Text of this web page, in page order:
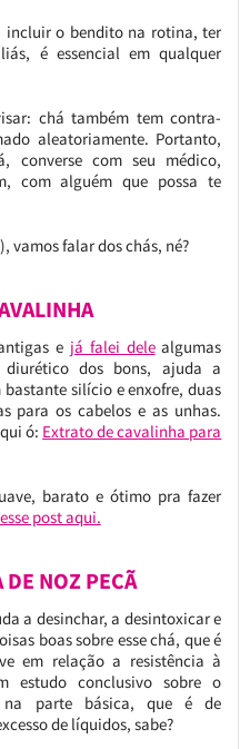
incluir o bendito na rotina, ter
é essencial em qualquer
chá também tem contra-
aleatoriamente. Portanto,
converse com seu médico,
com alguém que possa te
vamos falar dos chás, né?
e já falei delealgumas
dos bons, ajuda a
silício e enxofre, duas
para os cabelos e as unhas.
ó: Extrato de cavalinha para
barato e ótimo pra fazer
post aqui.
DE NOZ PECÃ
a desinchar, a desintoxicar e
boas sobre esse chá, que é
em relação a resistência à
estudo conclusivo sobre o
na parte básica, que é de
de líquidos, sabe?